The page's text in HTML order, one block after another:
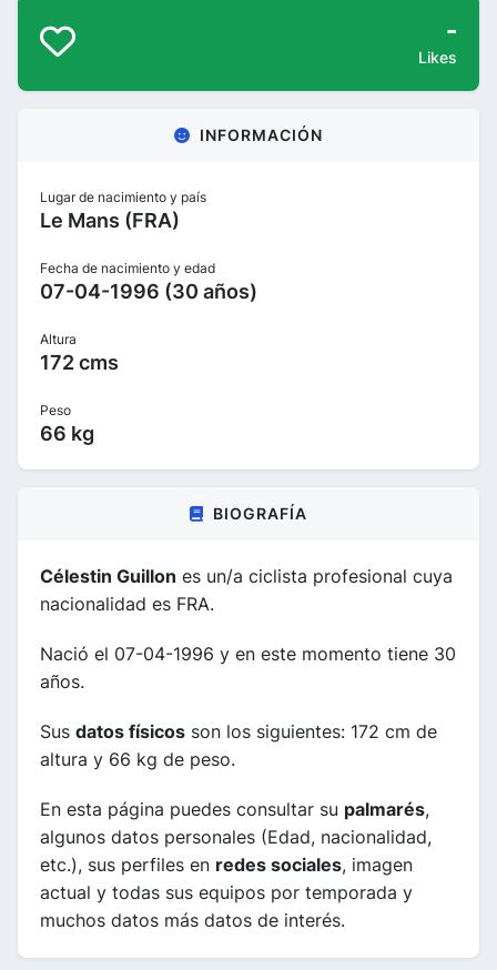
-
Likes
INFORMACIÓN
Lugar de nacimiento y país
Le Mans (FRA)
Fecha de nacimiento y edad
07-04-1996 (30 años)
Altura
172 cms
Peso
66 kg
BIOGRAFÍA
Célestin Guillon es un/a ciclista profesional cuya
nacionalidad es FRA.
Nació el 07-04-1996 y en este momento tiene 30
años.
Sus datos físicos son los siguientes: 172 cm de
altura y 66 kg de peso.
En esta página puedes consultar su palmarés,
algunos datos personales (Edad, nacionalidad,
etc.), sus perfiles en redes sociales, imagen
actual y todas sus equipos por temporada y
muchos datos más datos de interés.